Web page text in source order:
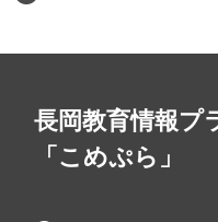
長岡教育情報プ
「こめぷら」